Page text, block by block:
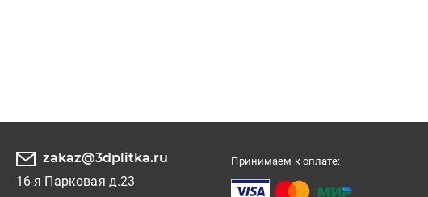
zakaz@3dplitka.ru
16-я Парковая д.23
Принимаем к оплате: